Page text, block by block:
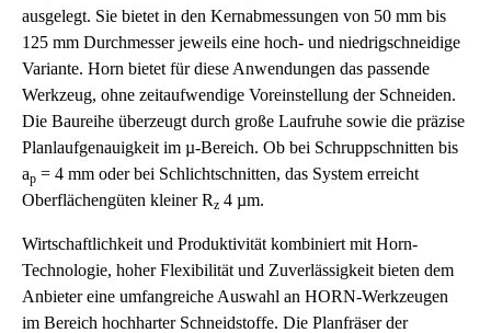
ausgelegt. Sie bietet in den Kernabmessungen von 50 mm bis
125 mm Durchmesser jeweils eine hoch- und niedrigschneidige
Variante. Horn bietet für diese Anwendungen das passende
Werkzeug, ohne zeitaufwendige Voreinstellung der Schneiden.
Die Baureihe überzeugt durch große Laufruhe sowie die präzise
Planlaufgenauigkeit im µ-Bereich. Ob bei Schruppschnitten bis
ap = 4 mm oder bei Schlichtschnitten, das System erreicht
Oberflächengüten kleiner Rz 4 µm.
Wirtschaftlichkeit und Produktivität kombiniert mit Horn-
Technologie, hoher Flexibilität und Zuverlässigkeit bieten dem
Anbieter eine umfangreiche Auswahl an HORN-Werkzeugen
im Bereich hochharter Schneidstoffe. Die Planfräser der